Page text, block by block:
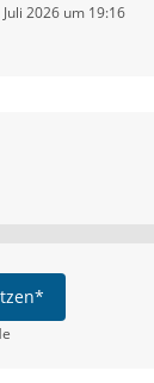
Juli 2026 um 19:16